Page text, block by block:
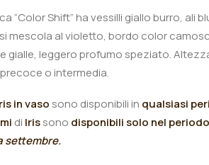
“Color Shift” ha vessilli giallo burro, ali
mescola al violetto, bordo color
gialle, leggero profumo speziato.
o intermedia.
in vaso sono disponibili in qualsiasi
di Irissono disponibili solo nel
settembre.